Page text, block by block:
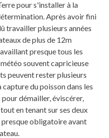
pour s'installer à la
Après avoir fini
travailler plusieurs années
de plus de 12m
presque tous les
souvent capricieuse
peuvent rester plusieurs
du poisson dans les
démailler, éviscérer,
en tenant sur ses deux
presque obligatoire avant